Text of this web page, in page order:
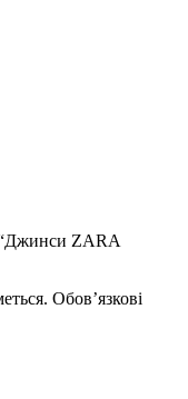
“Джинси ZARA
Обов’язкові